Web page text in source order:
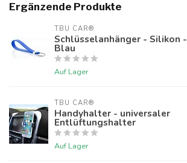
Ergänzende Produkte
TBU CAR®
Schlüsselanhänger - Silikon -
Blau
Auf Lager
TBU CAR®
Handyhalter - universaler
Entlüftungshalter
Auf Lager